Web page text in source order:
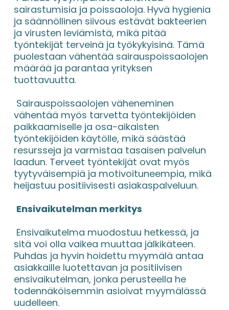
sairastumisia ja poissaoloja. Hyvä hygienia
ja säännöllinen siivous estävät bakteerien
ja virusten leviämistä, mikä pitää
työntekijät terveinä ja työkykyisinä. Tämä
puolestaan vähentää sairauspoissaolojen
määrää ja parantaa yrityksen
tuottavuutta.
vähentää myös tarvetta työntekijöiden
paikkaamiselle ja osa-aikaisten
työntekijöiden käytölle, mikä säästää
resursseja ja varmistaa tasaisen palvelun
laadun. Terveet työntekijät ovat myös
tyytyväisempiä ja motivoituneempia, mikä
heijastuu positiivisesti asiakaspalveluun.
Ensivaikutelman merkitys
sitä voi olla vaikea muuttaa jälkikäteen.
Puhdas ja hyvin hoidettu myymälä antaa
asiakkaille luotettavan ja positiivisen
ensivaikutelman, jonka perusteella he
todennäköisemmin asioivat myymälässä
uudelleen.